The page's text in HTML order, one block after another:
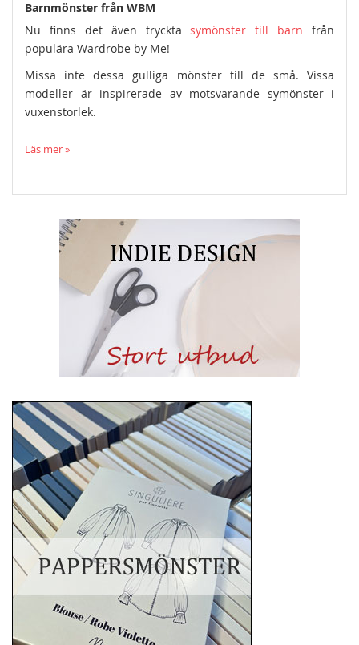
Barnmönster från WBM
Nu finns det även trycktasymönster till barn från
populära Wardrobe by Me!
Missa inte dessa gulliga mönster till de små. Vissa
modeller är inspirerade av motsvarande symönster i
vuxenstorlek.
Läs mer »